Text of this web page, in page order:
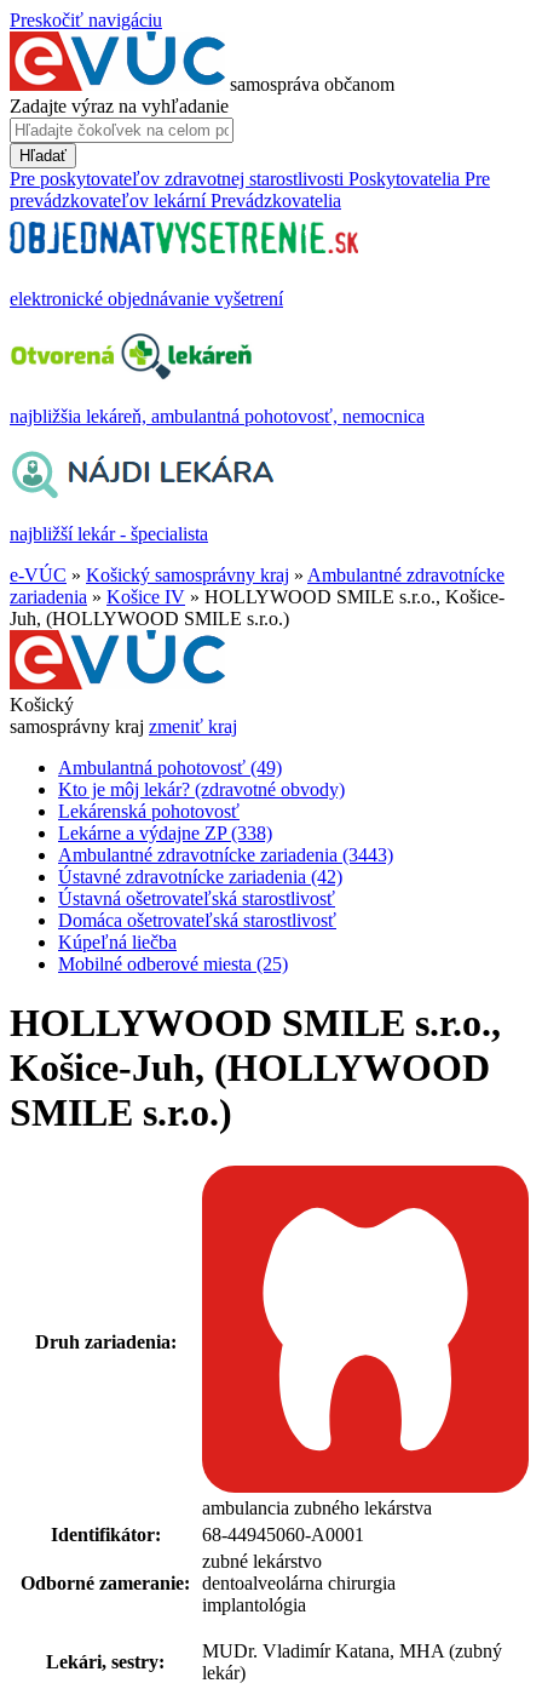
Preskočiť navigáciu
samospráva občanom
Zadajte výraz na vyhľadanie
Hľadať
Pre poskytovateľov zdravotnej starostlivosti Poskytovatelia Pre
prevádzkovateľov lekární Prevádzkovatelia
elektronické objednávanie vyšetrení
najbližšia lekáreň, ambulantná pohotovosť, nemocnica
najbližší lekár - špecialista
e-VÚC » Košický samosprávny kraj » Ambulantné zdravotnícke
zariadenia » Košice IV » HOLLYWOOD SMILE s.r.o., Košice-
Juh, (HOLLYWOOD SMILE s.r.o.)
Košický
samosprávny kraj zmeniť kraj
Ambulantná pohotovosť (49)
Kto je môj lekár? (zdravotné obvody)
Lekárenská pohotovosť
Lekárne a výdajne ZP (338)
Ambulantné zdravotnícke zariadenia (3443)
Ústavné zdravotnícke zariadenia (42)
Ústavná ošetrovateľská starostlivosť
Domáca ošetrovateľská starostlivosť
Kúpeľná liečba
Mobilné odberové miesta (25)
HOLLYWOOD SMILE s.r.o.,
Košice-Juh, (HOLLYWOOD
SMILE s.r.o.)
Druh zariadenia:
ambulancia zubného lekárstva
Identifikátor:
68-44945060-A0001
Odborné zameranie:
zubné lekárstvo
dentoalveolárna chirurgia
implantológia
Lekári, sestry:
MUDr. Vladimír Katana, MHA (zubný
lekár)